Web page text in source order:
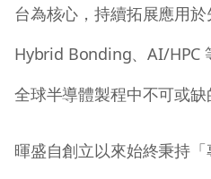
台為核心，持續拓展應用於
Hybrid Bonding、AI/HPC
全球半導體製程中不可或缺
暉盛自創立以來始終秉持